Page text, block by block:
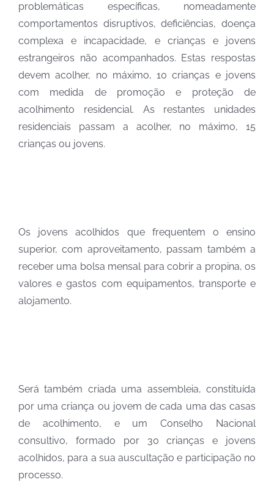
problemáticas específicas, nomeadamente
comportamentos disruptivos, deficiências, doença
complexa e incapacidade, e crianças e jovens
estrangeiros não acompanhados. Estas respostas
devem acolher, no máximo, 10 crianças e jovens
com medida de promoção e proteção de
acolhimento residencial. As restantes unidades
residenciais passam a acolher, no máximo, 15
crianças ou jovens.
Os jovens acolhidos que frequentem o ensino
superior, com aproveitamento, passam também a
receber uma bolsa mensal para cobrir a propina, os
valores e gastos com equipamentos, transporte e
alojamento.
Será também criada uma assembleia, constituída
por uma criança ou jovem de cada uma das casas
de acolhimento, e um Conselho Nacional
consultivo, formado por 30 crianças e jovens
acolhidos, para a sua auscultação e participação no
processo.